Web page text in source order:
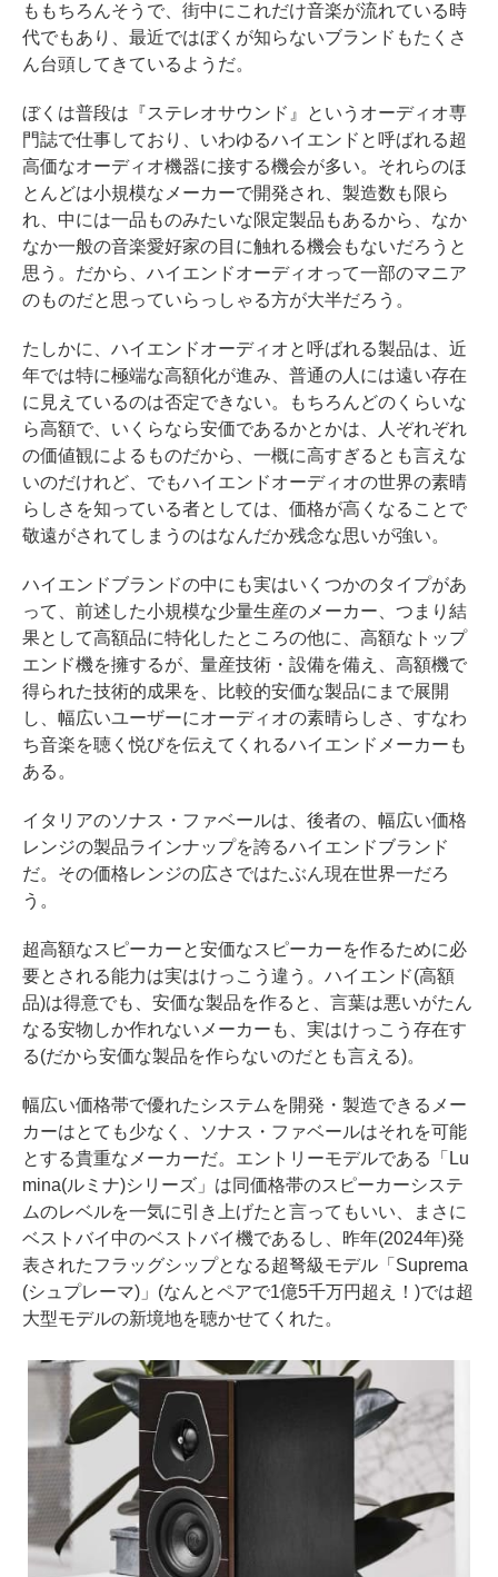
ももちろんそうで、街中にこれだけ音楽が流れている時
代でもあり、最近ではぼくが知らないブランドもたくさ
ん台頭してきているようだ。
ぼくは普段は『ステレオサウンド』というオーディオ専
門誌で仕事しており、いわゆるハイエンドと呼ばれる超
高価なオーディオ機器に接する機会が多い。それらのほ
とんどは小規模なメーカーで開発され、製造数も限ら
れ、中には一品ものみたいな限定製品もあるから、なか
なか一般の音楽愛好家の目に触れる機会もないだろうと
思う。だから、ハイエンドオーディオって一部のマニア
のものだと思っていらっしゃる方が大半だろう。
たしかに、ハイエンドオーディオと呼ばれる製品は、近
年では特に極端な高額化が進み、普通の人には遠い存在
に見えているのは否定できない。もちろんどのくらいな
ら高額で、いくらなら安価であるかとかは、人ぞれぞれ
の価値観によるものだから、一概に高すぎるとも言えな
いのだけれど、でもハイエンドオーディオの世界の素晴
らしさを知っている者としては、価格が高くなることで
敬遠がされてしまうのはなんだか残念な思いが強い。
ハイエンドブランドの中にも実はいくつかのタイプがあ
って、前述した小規模な少量生産のメーカー、つまり結
果として高額品に特化したところの他に、高額なトップ
エンド機を擁するが、量産技術・設備を備え、高額機で
得られた技術的成果を、比較的安価な製品にまで展開
し、幅広いユーザーにオーディオの素晴らしさ、すなわ
ち音楽を聴く悦びを伝えてくれるハイエンドメーカーも
ある。
イタリアのソナス・ファベールは、後者の、幅広い価格
レンジの製品ラインナップを誇るハイエンドブランド
だ。その価格レンジの広さではたぶん現在世界一だろ
う。
超高額なスピーカーと安価なスピーカーを作るために必
要とされる能力は実はけっこう違う。ハイエンド(高額
品)は得意でも、安価な製品を作ると、言葉は悪いがたん
なる安物しか作れないメーカーも、実はけっこう存在す
る(だから安価な製品を作らないのだとも言える)。
幅広い価格帯で優れたシステムを開発・製造できるメー
カーはとても少なく、ソナス・ファベールはそれを可能
とする貴重なメーカーだ。エントリーモデルである「Lu
mina(ルミナ)シリーズ」は同価格帯のスピーカーシステ
ムのレベルを一気に引き上げたと言ってもいい、まさに
ベストバイ中のベストバイ機であるし、昨年(2024年)発
表されたフラッグシップとなる超弩級モデル「Suprema
(シュプレーマ)」(なんとペアで1億5千万円超え！)では超
大型モデルの新境地を聴かせてくれた。